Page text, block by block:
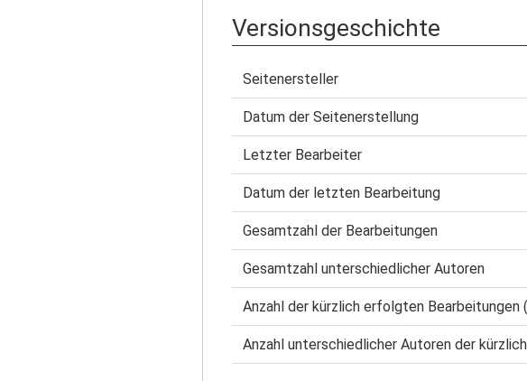
Versionsgeschichte
Seitenersteller
Datum der Seitenerstellung
Letzter Bearbeiter
Datum der letzten Bearbeitung
Gesamtzahl der Bearbeitungen
Gesamtzahl unterschiedlicher Autoren
Anzahl der kürzlich erfolgten Bearbeitungen
Anzahl unterschiedlicher Autoren der